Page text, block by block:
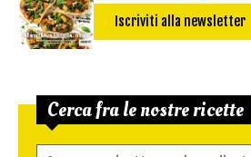
Iscriviti alla newsletter
Cerca fra le nostre ricette